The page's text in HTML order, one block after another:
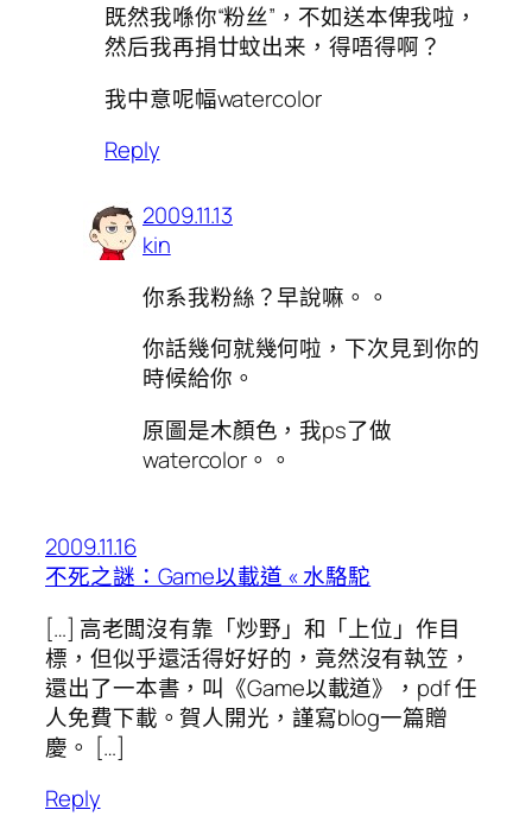
既然我喺你“粉丝”，不如送本俾我啦，
然后我再捐廿蚊出来，得唔得啊？
我中意呢幅watercolor
Reply
2009.11.13
kin
你系我粉絲？早說嘛。。
你話幾何就幾何啦，下次見到你的
時候給你。
原圖是木顏色，我ps了做
watercolor。。
2009.11.16
不死之謎：Game以載道 « 水駱駝
[…] 高老闆沒有靠「炒野」和「上位」作目
標，但似乎還活得好好的，竟然沒有執笠，
還出了一本書，叫《Game以載道》，pdf 任
人免費下載。賀人開光，謹寫blog一篇贈
慶。 […]
Reply